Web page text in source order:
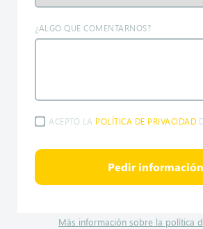
¿ALGO QUE COMENTARNOS?
ACEPTO LA POLÍTICA DE PRIVACIDAD
Pedir información
Más información sobre la política